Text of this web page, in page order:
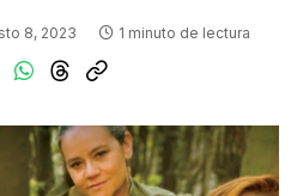
8, 2023 1 minuto de lectura